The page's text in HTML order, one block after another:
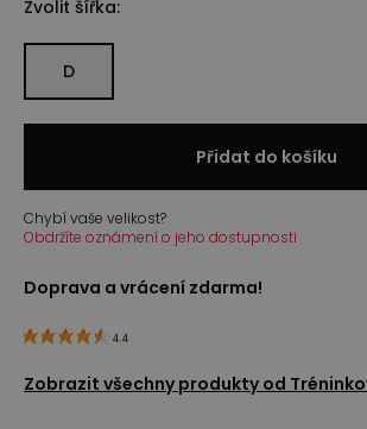
Zvolit šířka:
D
Přidat do košíku
Chybí vaše velikost?
Obdržíte oznámení o jeho dostupnosti
Doprava a vrácení zdarma!
4.4
Zobrazit všechny produkty od